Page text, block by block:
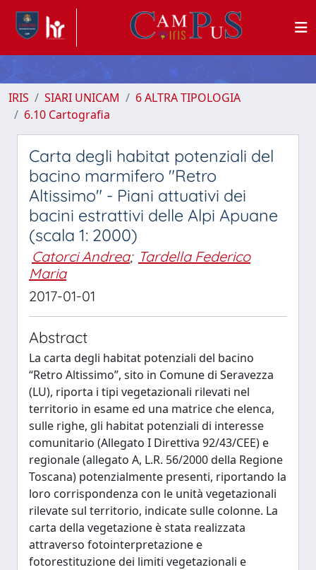
IRIS SIARI UNICAM
6 ALTRA TIPOLOGIA
6.10 Cartografia
Carta degli habitat potenziali del
bacino marmifero "Retro
Altissimo" - Piani attuativi dei
bacini estrattivi delle Alpi Apuane
(scala 1: 2000)
Catorci Andrea; Tardella Federico
Maria
2017-01-01
Abstract
La carta degli habitat potenziali del bacino
“Retro Altissimo”, sito in Comune di Seravezza
(LU), riporta i tipi vegetazionali rilevati nel
territorio in esame ed una matrice che elenca,
sulle righe, gli habitat potenziali di interesse
comunitario (Allegato I Direttiva 92/43/CEE) e
regionale (allegato A, L.R. 56/2000 della Regione
Toscana) potenzialmente presenti, riportando la
loro corrispondenza con le unità vegetazionali
rilevate sul territorio, indicate sulle colonne. La
carta della vegetazione è stata realizzata
attraverso fotointerpretazione e
fotorestituzione dei limiti vegetazionali e